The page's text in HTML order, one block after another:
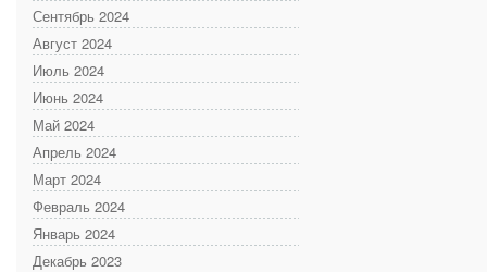
Сентябрь 2024
Август 2024
Июль 2024
Июнь 2024
Май 2024
Апрель 2024
Март 2024
Февраль 2024
Январь 2024
Декабрь 2023